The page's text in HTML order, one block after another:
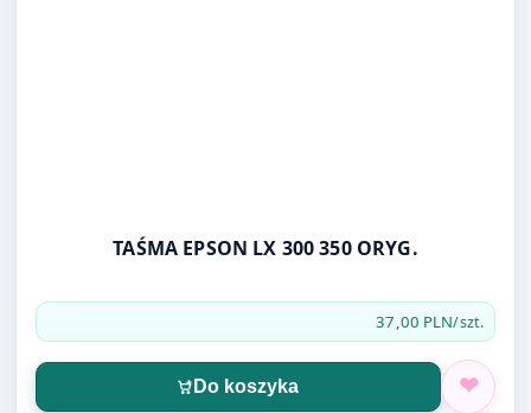
37,00 PLN
Do koszyka
Otwórz produkt: SPINACZ KLIPS 25MM 12SZT
Zszywki, spinacze, klipsy (25)